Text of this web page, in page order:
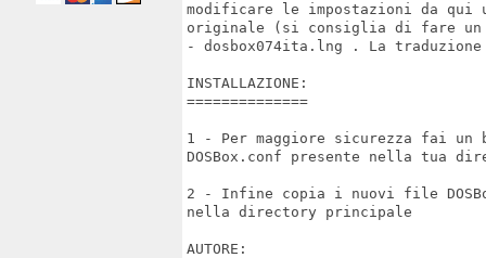
modificare le impostazioni da
originale (si consiglia di fare un
- dosbox074ita.lng . La traduzione
INSTALLAZIONE:
==============
1 - Per maggiore sicurezza fai
DOSBox.conf presente nella tua
2 - Infine copia i nuovi file
nella directory principale
AUTORE: